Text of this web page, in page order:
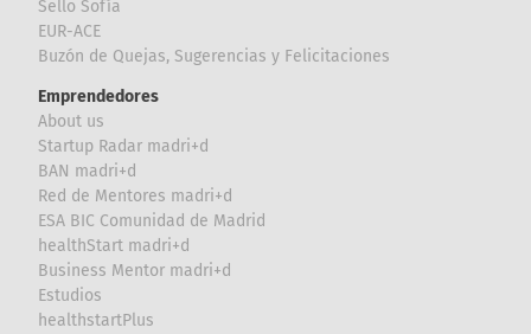
Sello Sofía
EUR-ACE
Buzón de Quejas, Sugerencias y Felicitaciones
Emprendedores
About us
Startup Radar madri+d
BAN madri+d
Red de Mentores madri+d
ESA BIC Comunidad de Madrid
healthStart madri+d
Business Mentor madri+d
Estudios
healthstartPlus